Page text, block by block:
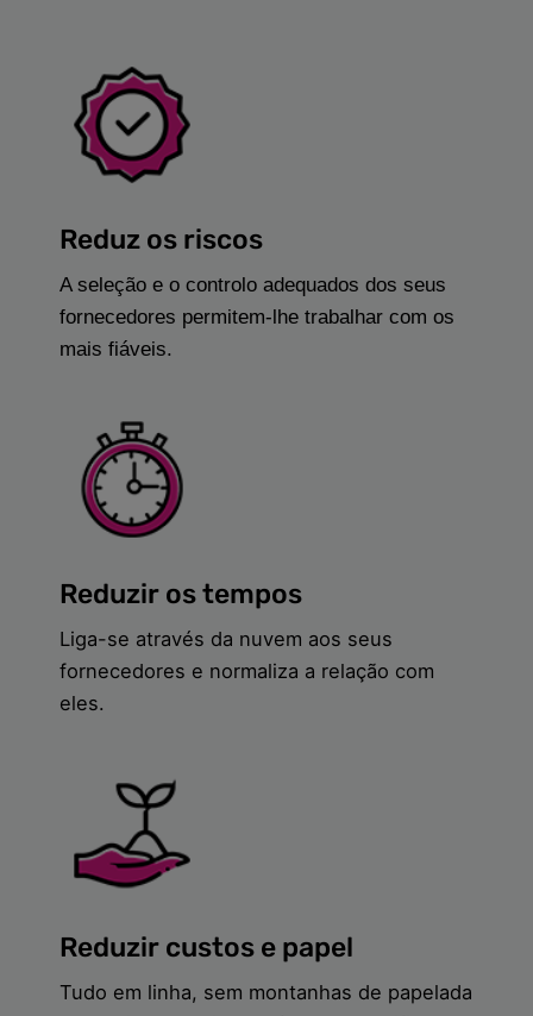
Reduz os riscos
A seleção e o controlo adequados dos seus
fornecedores permitem-lhe trabalhar com os
mais fiáveis.
Reduzir os tempos
Liga-se através da nuvem aos seus
fornecedores e normaliza a relação com
eles.
Reduzir custos e papel
Tudo em linha, sem montanhas de papelada